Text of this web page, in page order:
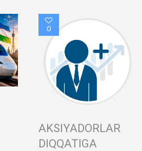
0
AKSIYADORLAR
DIQQATIGA